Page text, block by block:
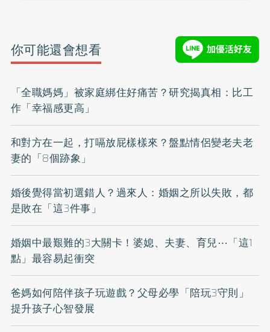
你可能還會想看
「全職媽媽」被家庭綁住好痛苦？研究揭真相：比工
作「幸福感更高」
和對方在一起，打嗝放屁樣樣來？盤點情侶變老夫老
妻的「8個跡象」
婚後覺得當初選錯人？過來人：婚姻之所以失敗，都
是敗在「這3件事」
婚姻中最艱難的3大關卡！婆媳、夫妻、育兒⋯「這1
點」最容易起衝突
爸媽如何陪伴孩子玩遊戲？父母必學「陪玩3守則」
提升孩子心智發展